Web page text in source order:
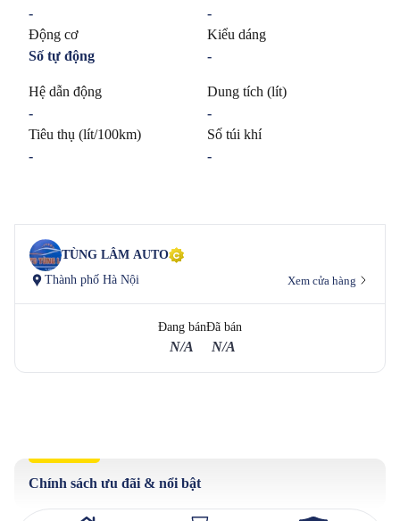
-
Động cơ
Số tự động
-
Kiểu dáng
-
Hệ dẫn động
-
Tiêu thụ (lít/100km)
-
Dung tích (lít)
-
Số túi khí
-
TÙNG LÂM AUTO
Thành phố Hà Nội
Xem cửa hàng
Đang bán
N/A
Đã bán
N/A
Chính sách ưu đãi & nổi bật